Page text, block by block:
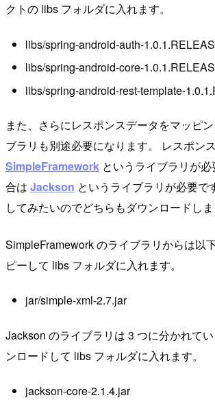
クトの libs フォルダに入れます。
libs/spring-android-auth-
libs/spring-android-core-
libs/spring-android-rest-template-
また、さらにレスポンスデータをマッピ
ブラリも別途必要になります。 レスポン
SimpleFramework というライブラリが
合は Jackson というライブラリが必要で
してみたいのでどちらもダウンロードしま
SimpleFramework のライブラリからは以
ピーして libs フォルダに入れます。
jar/simple-xml-2.7.jar
Jackson のライブラリは 3 つに分かれて
ンロードして libs フォルダに入れます。
jackson-core-2.1.4.jar